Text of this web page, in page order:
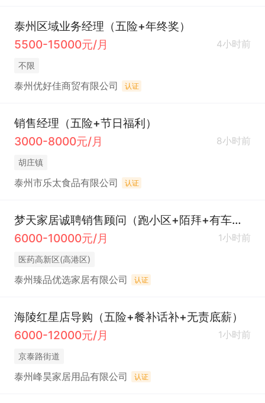
泰州区域业务经理（五险+年终奖）
5500-15000元/月
4小时前
不限
泰州优好佳商贸有限公司 认证
销售经理（五险+节日福利）
3000-8000元/月
8小时前
胡庄镇
泰州市乐太食品有限公司 认证
梦天家居诚聘销售顾问（跑小区+陌拜+有车优先）
6000-10000元/月
1小时前
医药高新区(高港区)
泰州臻品优选家居有限公司 认证
海陵红星店导购（五险+餐补话补+无责底薪）
6000-12000元/月
1小时前
京泰路街道
泰州峰昊家居用品有限公司 认证